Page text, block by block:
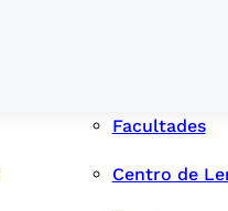
Facultades
Centro de